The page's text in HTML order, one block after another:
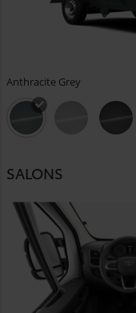
Anthracite Grey
SALONS